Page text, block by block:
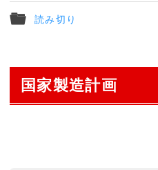
読み切り
国家製造計画